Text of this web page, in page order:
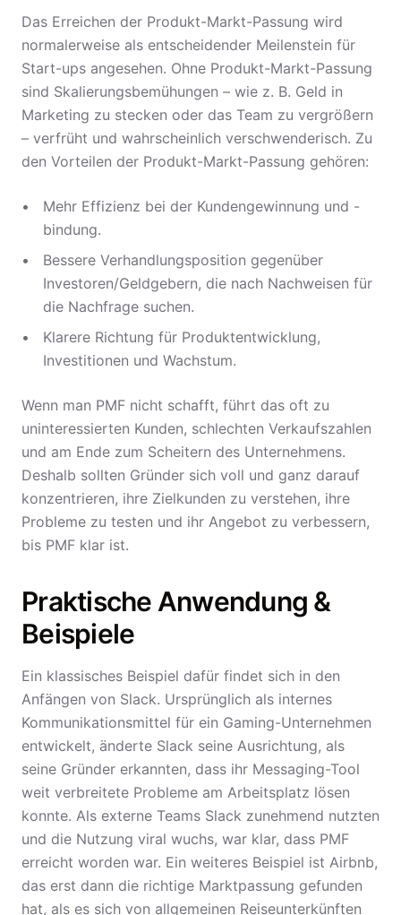
Das Erreichen der Produkt-Markt-Passung wird
normalerweise als entscheidender Meilenstein für
Start-ups angesehen. Ohne Produkt-Markt-Passung
sind Skalierungsbemühungen – wie z. B. Geld in
Marketing zu stecken oder das Team zu vergrößern
– verfrüht und wahrscheinlich verschwenderisch. Zu
den Vorteilen der Produkt-Markt-Passung gehören:
Mehr Effizienz bei der Kundengewinnung und -
bindung.
Bessere Verhandlungsposition gegenüber
Investoren/Geldgebern, die nach Nachweisen für
die Nachfrage suchen.
Klarere Richtung für Produktentwicklung,
Investitionen und Wachstum.
Wenn man PMF nicht schafft, führt das oft zu
uninteressierten Kunden, schlechten Verkaufszahlen
und am Ende zum Scheitern des Unternehmens.
Deshalb sollten Gründer sich voll und ganz darauf
konzentrieren, ihre Zielkunden zu verstehen, ihre
Probleme zu testen und ihr Angebot zu verbessern,
bis PMF klar ist.
Praktische Anwendung &
Beispiele
Ein klassisches Beispiel dafür findet sich in den
Anfängen von Slack. Ursprünglich als internes
Kommunikationsmittel für ein Gaming-Unternehmen
entwickelt, änderte Slack seine Ausrichtung, als
seine Gründer erkannten, dass ihr Messaging-Tool
weit verbreitete Probleme am Arbeitsplatz lösen
konnte. Als externe Teams Slack zunehmend nutzten
und die Nutzung viral wuchs, war klar, dass PMF
erreicht worden war. Ein weiteres Beispiel ist Airbnb,
das erst dann die richtige Marktpassung gefunden
hat, als es sich von allgemeinen Reiseunterkünften